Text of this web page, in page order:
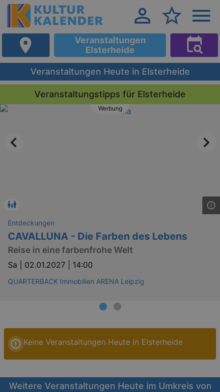
Veranstaltungen
Elsterheide
Veranstaltungen Heute in Elsterheide
Veranstaltungstipps für Elsterheide
Werbung
Entdeckungen
CAVALLUNA - Die Farben des Lebens
Reise in eine farbenfrohe Welt
Sa | 02.01.2027 | 14:00
QUARTERBACK Immobilien ARENA Leipzig
Keine Veranstaltungen Heute in Elsterheide
Weitere Veranstaltungen Heute im Umkreis von